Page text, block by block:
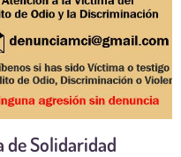
de Solidaridad